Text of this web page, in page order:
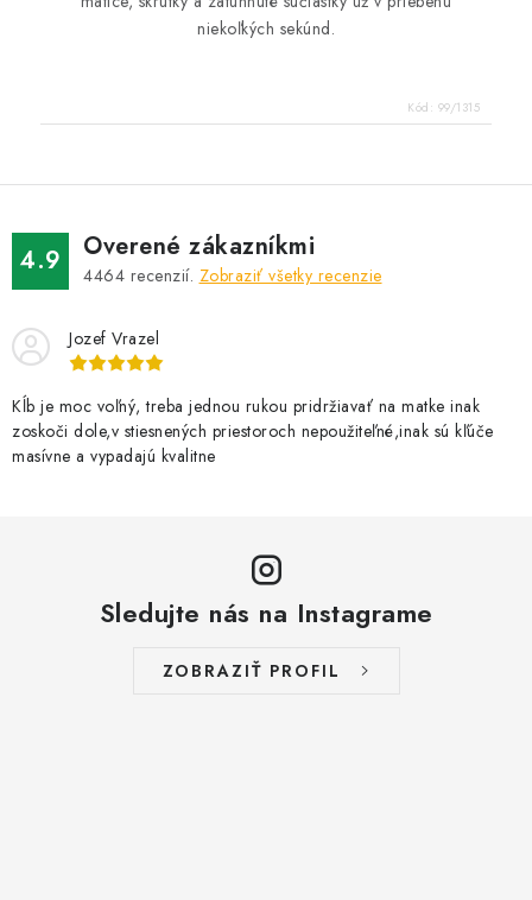
niekoľkých sekúnd.
Kód: 99/1315
4.9 Overené zákazníkmi
4464 recenzií. Zobraziť všetky recenzie
Jozef Vrazel
Kĺb je moc voľný, treba jednou rukou pridržiavať na matke inak
zoskoči dole,v stiesnených priestoroch nepoužiteľné,inak sú kľúče
masívne a vypadajú kvalitne
Sledujte nás na Instagrame
ZOBRAZIŤ PROFIL